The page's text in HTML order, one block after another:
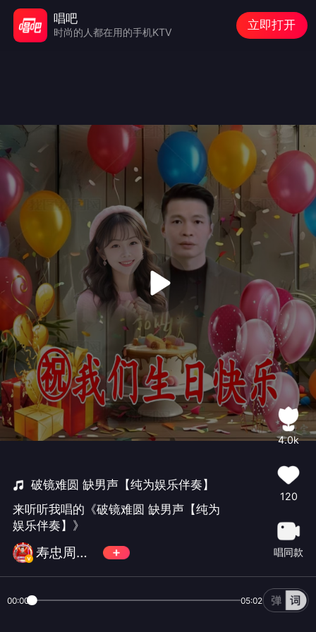
破镜难圆 缺男声【纯为娱乐伴奏】
来听听我唱的《破镜难圆 缺男声【纯为
娱乐伴奏】》
寿忠周日更新
4.0k
120
唱同款
00:00 05:02
唱吧
时尚的人都在用的手机KTV
立即打开